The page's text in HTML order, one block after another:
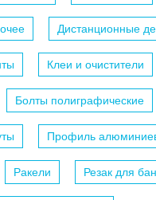
Дистанционные
Клеи и очистители
Болты полиграфические
Профиль
Ракели Резак для